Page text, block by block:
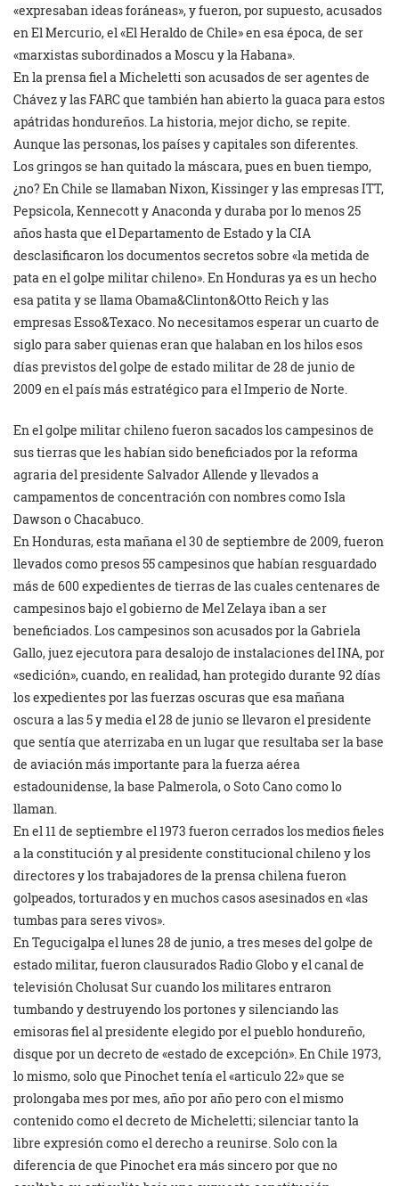
«expresaban ideas foráneas», y fueron, por supuesto, acusados
en El Mercurio, el «El Heraldo de Chile» en esa época, de ser
«marxistas subordinados a Moscu y la Habana».
En la prensa fiel a Micheletti son acusados de ser agentes de
Chávez y las FARC que también han abierto la guaca para estos
apátridas hondureños. La historia, mejor dicho, se repite.
Aunque las personas, los países y capitales son diferentes.
Los gringos se han quitado la máscara, pues en buen tiempo,
¿no? En Chile se llamaban Nixon, Kissinger y las empresas ITT,
Pepsicola, Kennecott y Anaconda y duraba por lo menos 25
años hasta que el Departamento de Estado y la CIA
desclasificaron los documentos secretos sobre «la metida de
pata en el golpe militar chileno». En Honduras ya es un hecho
esa patita y se llama Obama&Clinton&Otto Reich y las
empresas Esso&Texaco. No necesitamos esperar un cuarto de
siglo para saber quienas eran que halaban en los hilos esos
días previstos del golpe de estado militar de 28 de junio de
2009 en el país más estratégico para el Imperio de Norte.
En el golpe militar chileno fueron sacados los campesinos de
sus tierras que les habían sido beneficiados por la reforma
agraria del presidente Salvador Allende y llevados a
campamentos de concentración con nombres como Isla
Dawson o Chacabuco.
En Honduras, esta mañana el 30 de septiembre de 2009, fueron
llevados como presos 55 campesinos que habían resguardado
más de 600 expedientes de tierras de las cuales centenares de
campesinos bajo el gobierno de Mel Zelaya iban a ser
beneficiados. Los campesinos son acusados por la Gabriela
Gallo, juez ejecutora para desalojo de instalaciones del INA, por
«sedición», cuando, en realidad, han protegido durante 92 días
los expedientes por las fuerzas oscuras que esa mañana
oscura a las 5 y media el 28 de junio se llevaron el presidente
que sentía que aterrizaba en un lugar que resultaba ser la base
de aviación más importante para la fuerza aérea
estadounidense, la base Palmerola, o Soto Cano como lo
llaman.
En el 11 de septiembre el 1973 fueron cerrados los medios fieles
a la constitución y al presidente constitucional chileno y los
directores y los trabajadores de la prensa chilena fueron
golpeados, torturados y en muchos casos asesinados en «las
tumbas para seres vivos».
En Tegucigalpa el lunes 28 de junio, a tres meses del golpe de
estado militar, fueron clausurados Radio Globo y el canal de
televisión Cholusat Sur cuando los militares entraron
tumbando y destruyendo los portones y silenciando las
emisoras fiel al presidente elegido por el pueblo hondureño,
disque por un decreto de «estado de excepción». En Chile 1973,
lo mismo, solo que Pinochet tenía el «articulo 22» que se
prolongaba mes por mes, año por año pero con el mismo
contenido como el decreto de Micheletti; silenciar tanto la
libre expresión como el derecho a reunirse. Solo con la
diferencia de que Pinochet era más sincero por que no